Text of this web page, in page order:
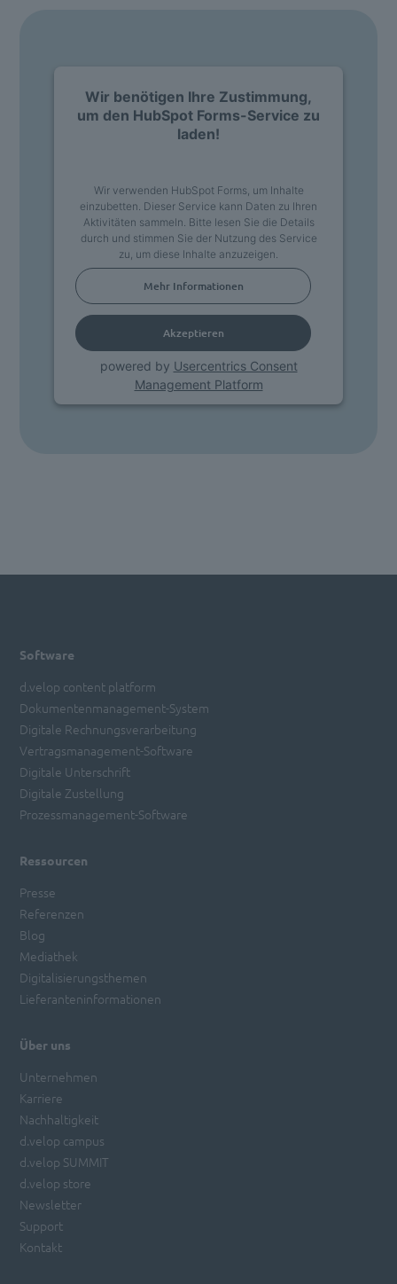
Wir benötigen Ihre Zustimmung,
um den HubSpot Forms-Service zu
laden!
Wir verwenden HubSpot Forms, um Inhalte
einzubetten. Dieser Service kann Daten zu Ihren
Aktivitäten sammeln. Bitte lesen Sie die Details
durch und stimmen Sie der Nutzung des Service
zu, um diese Inhalte anzuzeigen.
Mehr Informationen
Akzeptieren
powered by Usercentrics Consent
Management Platform
Software
d.velop content platform
Dokumentenmanagement-System
Digitale Rechnungsverarbeitung
Vertragsmanagement-Software
Digitale Unterschrift
Digitale Zustellung
Prozessmanagement-Software
Ressourcen
Presse
Referenzen
Blog
Mediathek
Digitalisierungsthemen
Lieferanteninformationen
Über uns
Unternehmen
Karriere
Nachhaltigkeit
d.velop campus
d.velop SUMMIT
d.velop store
Newsletter
Support
Kontakt